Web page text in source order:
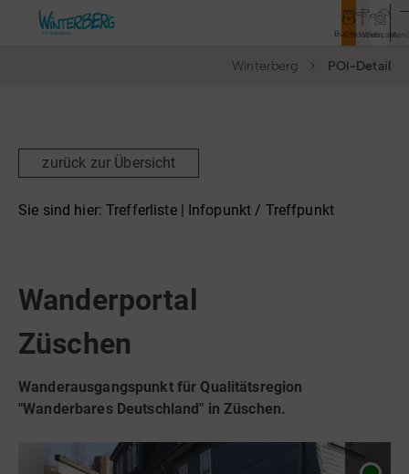
Buchen
Entdecken
Webcam
Rathaus
Vor Ort & Aktuelles
Veranstaltungen
Wandern
Radfahren
Tourenportal
Winterberg POI-Detail
zurück zur Übersicht
Sie sind hier: Trefferliste | Infopunkt / Treffpunkt
Wanderportal
Züschen
Wanderausgangspunkt für Qualitätsregion
"Wanderbares Deutschland" in Züschen.